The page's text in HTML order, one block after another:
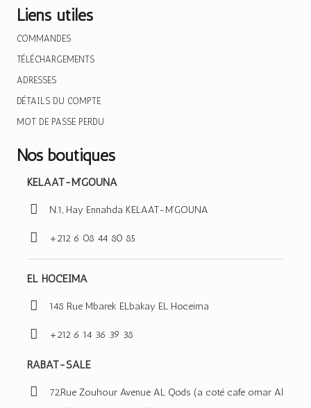
Liens utiles
COMMANDES
TÉLÉCHARGEMENTS
ADRESSES
DÉTAILS DU COMPTE
MOT DE PASSE PERDU
Nos boutiques
KELAAT-M’GOUNA
N.1, Hay Ennahda KELAAT-M’GOUNA
+212 6 08 44 80 85
EL HOCEIMA
148 Rue Mbarek ELbakay EL Hoceima
+212 6 14 36 39 38
RABAT-SALE
72,Rue Zouhour Avenue AL Qods (a coté cafe omar Al